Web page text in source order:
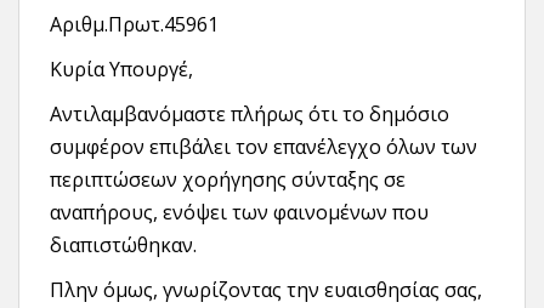
Αριθμ.Πρωτ.45961
Κυρία Υπουργέ,
Αντιλαμβανόμαστε πλήρως ότι το δημόσιο
συμφέρον επιβάλει τον επανέλεγχο όλων των
περιπτώσεων χορήγησης σύνταξης σε
αναπήρους, ενόψει των φαινομένων που
διαπιστώθηκαν.
Πλην όμως, γνωρίζοντας την ευαισθησίας σας,